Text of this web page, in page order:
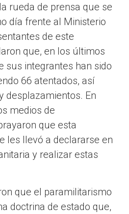
rueda de prensa que se
día frente al Ministerio
de este
que, en los últimos
sus integrantes han sido
66 atentados, así
desplazamientos. En
medios de
que esta
les llevó a declararse en
y realizar estas
que el paramilitarismo
doctrina de estado que,